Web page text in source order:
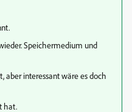
Speichermedium und
aber interessant wäre es doch
hat.